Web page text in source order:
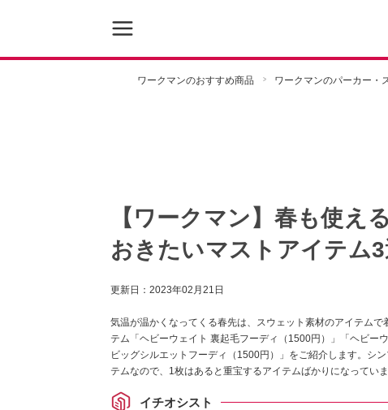
ワークマンのおすすめ商品 ワークマンのパーカー・
【ワークマン】春も使え
おきたいマストアイテム
更新日： 2023年02月21日
気温が温かくなってくる春先は、スウェット素材のアイテム
テム「ヘビーウェイト 裏起毛フーディ（1500円）」「ヘビー
ビッグシルエットフーディ（1500円）」をご紹介します。シ
テムなので、1枚はあると重宝するアイテムばかりになってい
イチオシスト